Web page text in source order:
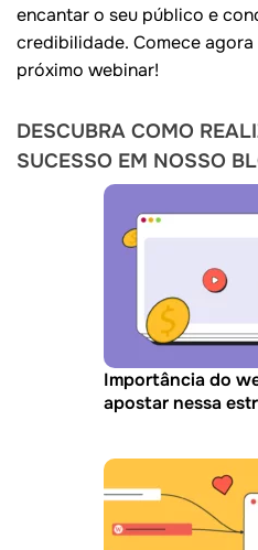
encantar o seu público e
credibilidade. Comece
próximo webinar!
DESCUBRA COMO
SUCESSO EM NOSSO
Importância do
apostar nessa